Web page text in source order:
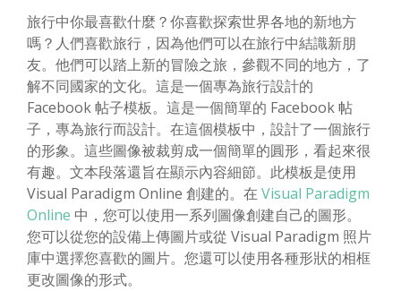
旅行中你最喜歡什麼？你喜歡探索世界各地的新地方
嗎？人們喜歡旅行，因為他們可以在旅行中結識新朋
友。他們可以踏上新的冒險之旅，參觀不同的地方，了
解不同國家的文化。這是一個專為旅行設計的
Facebook 帖子模板。這是一個簡單的 Facebook 帖
子，專為旅行而設計。在這個模板中，設計了一個旅行
的形象。這些圖像被裁剪成一個簡單的圓形，看起來很
有趣。文本段落還旨在顯示內容細節。此模板是使用
Visual Paradigm Online 創建的。在Visual Paradigm
Online 中，您可以使用一系列圖像創建自己的圖形。
您可以從您的設備上傳圖片或從 Visual Paradigm 照片
庫中選擇您喜歡的圖片。您還可以使用各種形狀的相框
更改圖像的形式。